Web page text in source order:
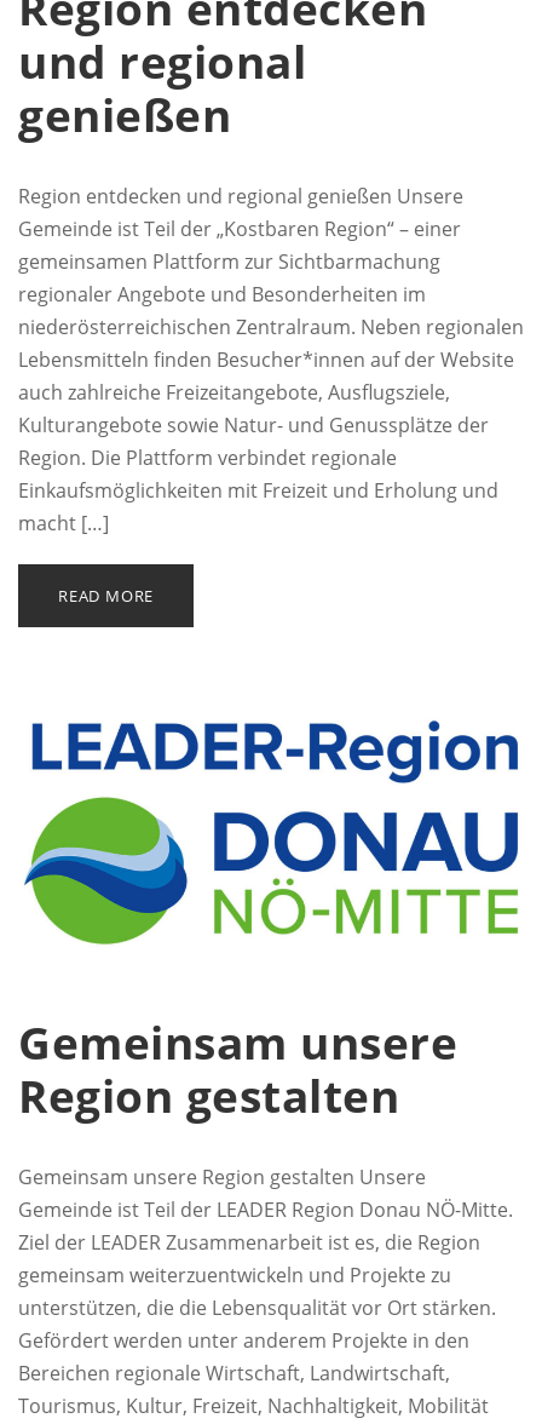
und regional
genießen
Region entdecken und regional genießen Unsere
Gemeinde ist Teil der „Kostbaren Region“ – einer
gemeinsamen Plattform zur Sichtbarmachung
regionaler Angebote und Besonderheiten im
niederösterreichischen Zentralraum. Neben regionalen
Lebensmitteln finden Besucher*innen auf der Website
auch zahlreiche Freizeitangebote, Ausflugsziele,
Kulturangebote sowie Natur- und Genussplätze der
Region. Die Plattform verbindet regionale
Einkaufsmöglichkeiten mit Freizeit und Erholung und
macht […]
READ MORE
Gemeinsam unsere
Region gestalten
Gemeinsam unsere Region gestalten Unsere
Gemeinde ist Teil der LEADER Region Donau NÖ-Mitte.
Ziel der LEADER Zusammenarbeit ist es, die Region
gemeinsam weiterzuentwickeln und Projekte zu
unterstützen, die die Lebensqualität vor Ort stärken.
Gefördert werden unter anderem Projekte in den
Bereichen regionale Wirtschaft, Landwirtschaft,
Tourismus, Kultur, Freizeit, Nachhaltigkeit, Mobilität